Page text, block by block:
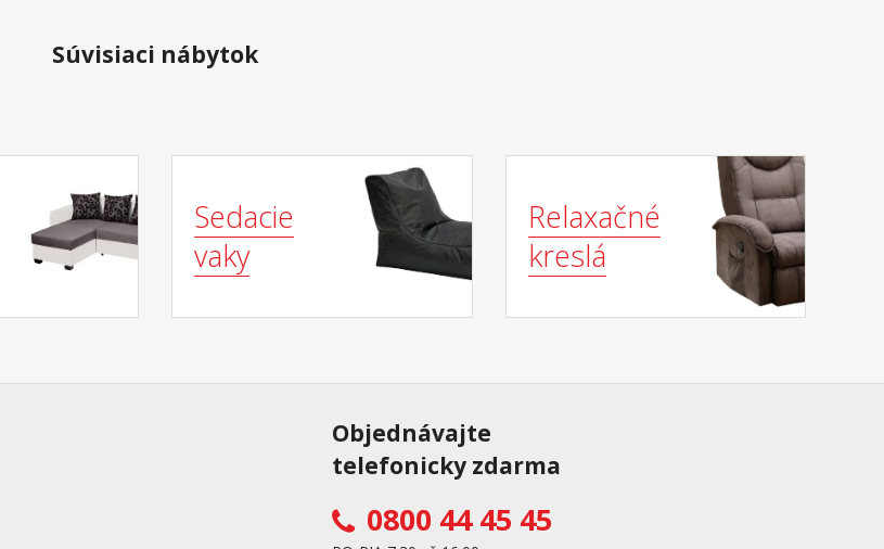
Súvisiaci nábytok
Sedacie
vaky
Relaxačné
kreslá
Objednávajte
telefonicky zdarma
0800 44 45 45